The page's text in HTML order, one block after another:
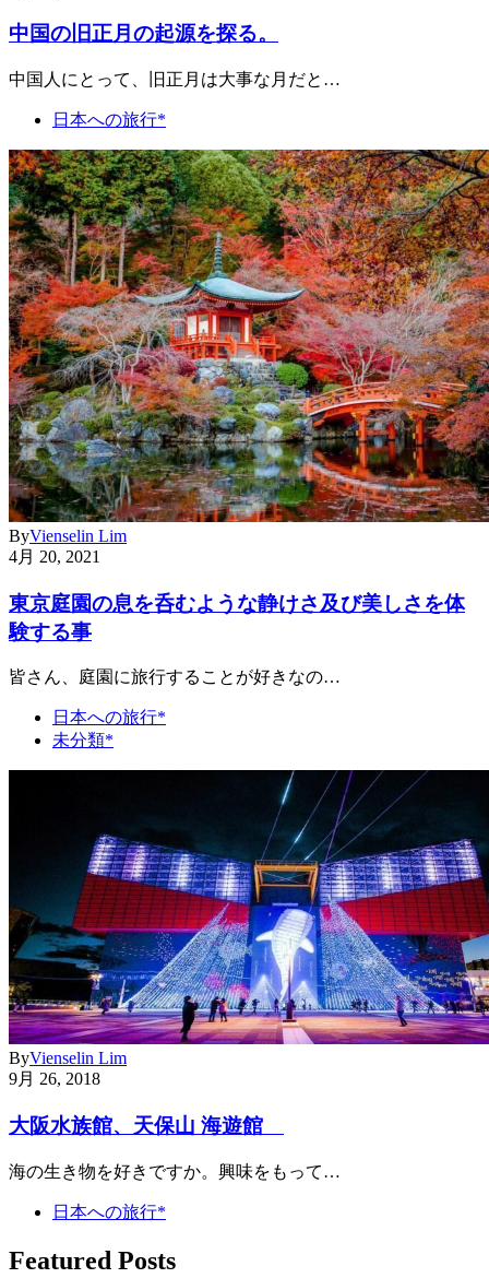
中国の旧正月の起源を探る。
中国人にとって、旧正月は大事な月だと…
日本への旅行*
ByVienselin Lim
4月 20, 2021
東京庭園の息を呑むような静けさ及び美しさを体
験する事
皆さん、庭園に旅行することが好きなの…
日本への旅行*
未分類*
ByVienselin Lim
9月 26, 2018
大阪水族館、天保山 海遊館
海の生き物を好きですか。興味をもって…
日本への旅行*
Featured Posts